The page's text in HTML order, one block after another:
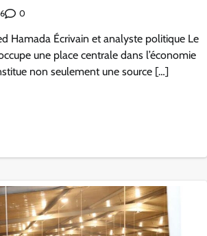
0
Hamada Écrivain et analyste politique Le
une place centrale dans l’économie
non seulement une source […]